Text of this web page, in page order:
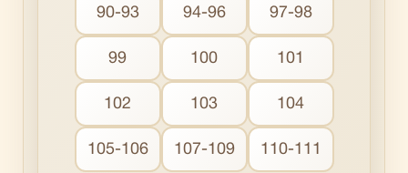
90-93 94-96 97-98
99 100 101
102 103 104
105-106 107-109 110-111